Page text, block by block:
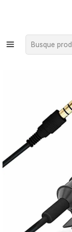
¡Compra hasta
Santiago. Envío gratis
Inicio